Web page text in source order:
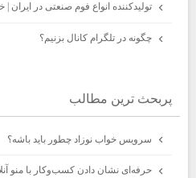
تولیدکننده انواع فوم صنعتی در ایران
چگونه در تلگرام کانال بزنیم؟
پربحث ترين مطالب
سرویس خواب نوزاد چطور باید باشه؟
حرفه‌ای نشان دادن کسب‌وکار با منو